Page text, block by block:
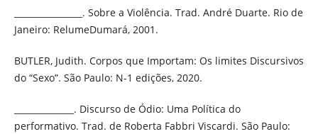
________________. Sobre a Violência. Trad. André Duarte. Rio de
Janeiro: RelumeDumará, 2001.
BUTLER, Judith. Corpos que Importam: Os limites Discursivos
do “Sexo”. São Paulo: N-1 edições, 2020.
______________. Discurso de Ódio: Uma Política do
performativo. Trad. de Roberta Fabbri Viscardi. São Paulo: